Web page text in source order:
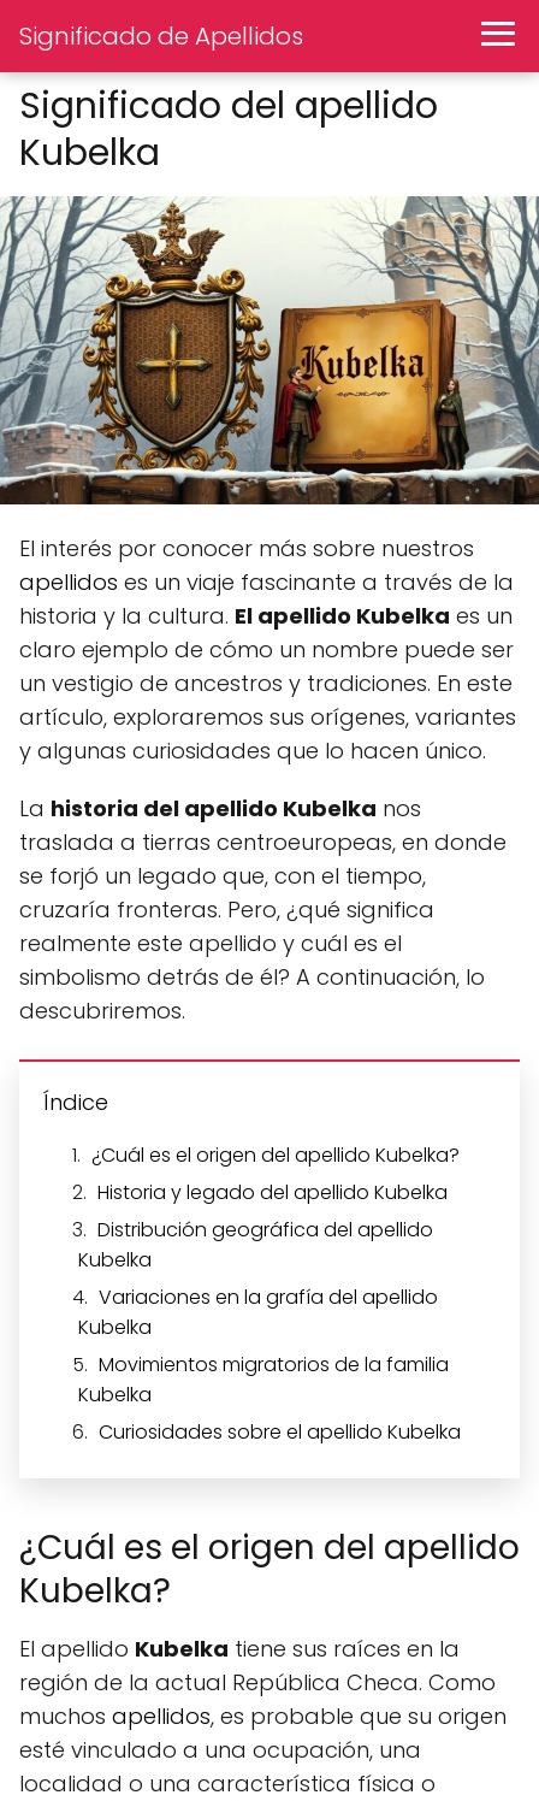
Significado de Apellidos
Significado del apellido
Kubelka
El interés por conocer más sobre nuestros
apellidos es un viaje fascinante a través de la
historia y la cultura. El apellido Kubelka es un
claro ejemplo de cómo un nombre puede ser
un vestigio de ancestros y tradiciones. En este
artículo, exploraremos sus orígenes, variantes
y algunas curiosidades que lo hacen único.
La historia del apellido Kubelka nos
traslada a tierras centroeuropeas, en donde
se forjó un legado que, con el tiempo,
cruzaría fronteras. Pero, ¿qué significa
realmente este apellido y cuál es el
simbolismo detrás de él? A continuación, lo
descubriremos.
Índice
¿Cuál es el origen del apellido Kubelka?
Historia y legado del apellido Kubelka
Distribución geográfica del apellido
Kubelka
Variaciones en la grafía del apellido
Kubelka
Movimientos migratorios de la familia
Kubelka
Curiosidades sobre el apellido Kubelka
¿Cuál es el origen del apellido
Kubelka?
El apellido Kubelka tiene sus raíces en la
región de la actual República Checa. Como
muchos apellidos, es probable que su origen
esté vinculado a una ocupación, una
localidad o una característica física o